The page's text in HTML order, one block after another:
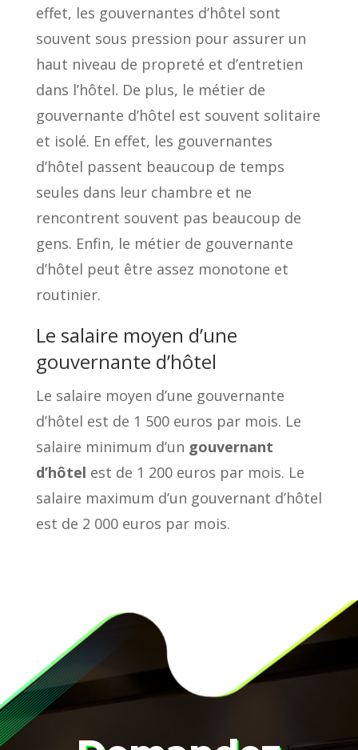
effet, les gouvernantes d’hôtel sont
souvent sous pression pour assurer un
haut niveau de propreté et d’entretien
dans l’hôtel. De plus, le métier de
gouvernante d’hôtel est souvent solitaire
et isolé. En effet, les gouvernantes
d’hôtel passent beaucoup de temps
seules dans leur chambre et ne
rencontrent souvent pas beaucoup de
gens. Enfin, le métier de gouvernante
d’hôtel peut être assez monotone et
routinier.
Le salaire moyen d’une
gouvernante d’hôtel
Le salaire moyen d’une gouvernante
d’hôtel est de 1 500 euros par mois. Le
salaire minimum d’un gouvernant
d’hôtel est de 1 200 euros par mois. Le
salaire maximum d’un gouvernant d’hôtel
est de 2 000 euros par mois.